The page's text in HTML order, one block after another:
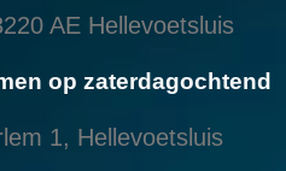
AE Hellevoetsluis
op zaterdagochtend
1, Hellevoetsluis